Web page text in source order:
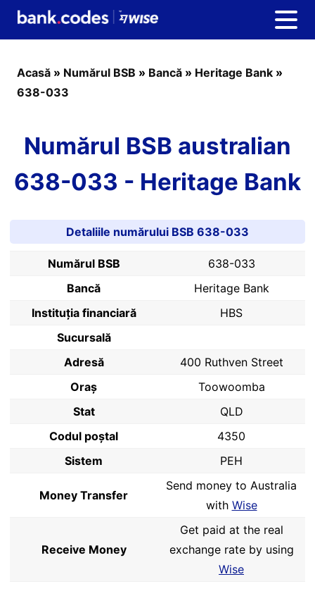
Acasă » Numărul BSB » Bancă » Heritage Bank »
638-033
Numărul BSB australian
638-033 - Heritage Bank
Detaliile numărului BSB 638-033
Numărul BSB
638-033
Bancă
Heritage Bank
Instituția financiară
HBS
Sucursală
Adresă
400 Ruthven Street
Oraș
Toowoomba
Stat
QLD
Codul poştal
4350
Sistem
PEH
Money Transfer
Send money to Australia
with Wise
Receive Money
Get paid at the real
exchange rate by using
Wise